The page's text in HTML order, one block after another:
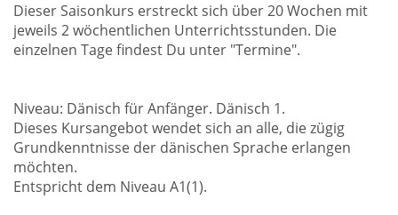
Dieser Saisonkurs erstreckt sich über 20 Wochen mit
jeweils 2 wöchentlichen Unterrichtsstunden. Die
einzelnen Tage findest Du unter "Termine".
Niveau: Dänisch für Anfänger. Dänisch 1.
Dieses Kursangebot wendet sich an alle, die zügig
Grundkenntnisse der dänischen Sprache erlangen
möchten.
Entspricht dem Niveau A1(1).